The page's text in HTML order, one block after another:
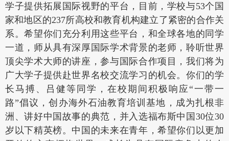
学子提供拓展国际视野的平台，目前，学校与53个国
家和地区的237所高校和教育机构建立了紧密的合作关
系。希望你们充分利用这些平台，和全球各地的同学
一道，师从具有深厚国际学术背景的老师，聆听世界
顶尖学术大师的讲座，参与国际合作项目，我们将为
广大学子提供赴世界名校交流学习的机会。你们的学
长马搏、吕健等同学，在校期间积极响应“一带一
路”倡议，创办海外石油教育培训基地，成为扎根非
洲、讲好中国故事的典范，并入选福布斯中国30位30
岁以下精英榜。中国的未来在青年，希望你们以更加